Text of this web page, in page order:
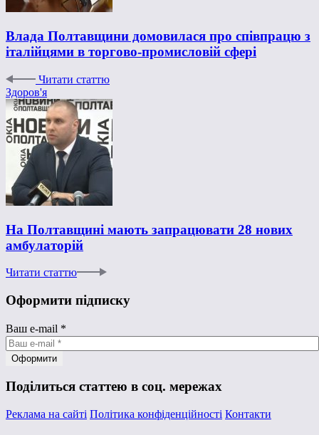
Влада Полтавщини домовилася про співпрацю з
італійцями в торгово-промисловій сфері
Читати статтю
Здоров'я
На Полтавщині мають запрацювати 28 нових
амбулаторій
Читати статтю
Оформити підписку
Ваш e-mail *
Поділиться статтею в соц. мережах
Реклама на сайті Політика конфіденційності Контакти